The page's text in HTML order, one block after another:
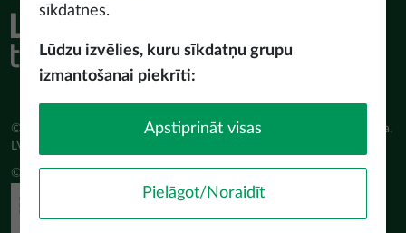
© Latvijas Investīciju un attīstības aģentūra (LIAA) Pērses iela 2, Rīga,
LV-1442 www.liaa.gov.lv
© 2026 latvia.travel. All rights reserved
Lietošanas noteikumi
sīkdatnes.
Lūdzu izvēlies, kuru sīkdatņu grupu
izmantošanai piekrīti:
Apstiprināt visas
Pielāgot/Noraidīt